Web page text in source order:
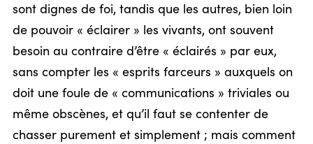
sont dignes de foi, tandis que les autres, bien loin
de pouvoir « éclairer » les vivants, ont souvent
besoin au contraire d’être « éclairés » par eux,
sans compter les « esprits farceurs » auxquels on
doit une foule de « communications » triviales ou
même obscènes, et qu’il faut se contenter de
chasser purement et simplement ; mais comment